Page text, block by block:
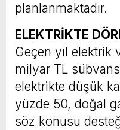
planlanmaktadır.
ELEKTRİKTE
Geçen yıl elektrik
milyar TL
elektrikte düşük
yüzde 50, doğal
söz konusu